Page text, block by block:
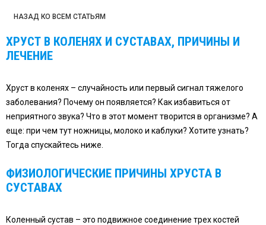
НАЗАД КО ВСЕМ СТАТЬЯМ
ХРУСТ В КОЛЕНЯХ И СУСТАВАХ, ПРИЧИНЫ И
ЛЕЧЕНИЕ
Хруст в коленях – случайность или первый сигнал тяжелого
заболевания? Почему он появляется? Как избавиться от
неприятного звука? Что в этот момент творится в организме? А
еще: при чем тут ножницы, молоко и каблуки? Хотите узнать?
Тогда спускайтесь ниже.
ФИЗИОЛОГИЧЕСКИЕ ПРИЧИНЫ ХРУСТА В
СУСТАВАХ
Коленный сустав – это подвижное соединение трех костей